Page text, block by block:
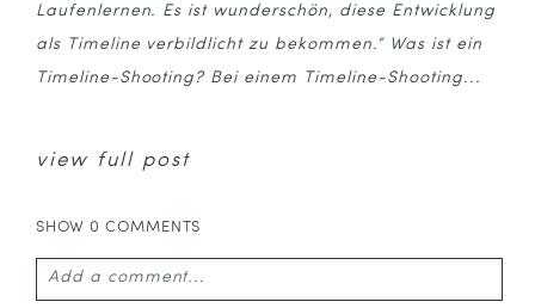
Laufenlernen. Es ist wunderschön, diese Entwicklung
als Timeline verbildlicht zu bekommen.“ Was ist ein
Timeline-Shooting? Bei einem Timeline-Shooting...
view full post
SHOW 0 COMMENTS
Add a comment...